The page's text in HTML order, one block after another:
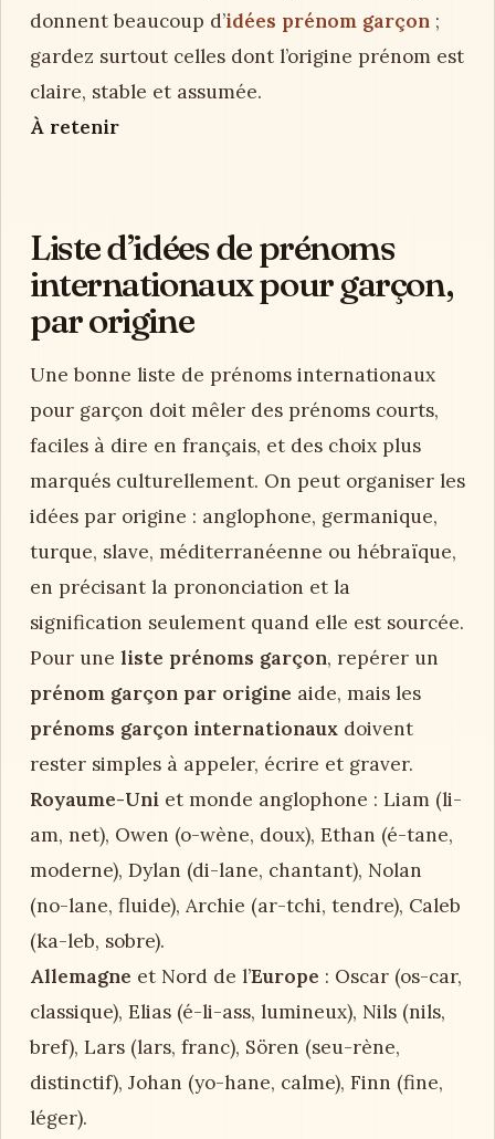
donnent beaucoup d’idées prénom garçon ;
gardez surtout celles dont l’origine prénom est
claire, stable et assumée.
À retenir
Liste d’idées de prénoms
internationaux pour garçon,
par origine
Une bonne liste de prénoms internationaux
pour garçon doit mêler des prénoms courts,
faciles à dire en français, et des choix plus
marqués culturellement. On peut organiser les
idées par origine : anglophone, germanique,
turque, slave, méditerranéenne ou hébraïque,
en précisant la prononciation et la
signification seulement quand elle est sourcée.
Pour une liste prénoms garçon, repérer un
prénom garçon par origine aide, mais les
prénoms garçon internationaux doivent
rester simples à appeler, écrire et graver.
Royaume-Uni et monde anglophone : Liam (li-
am, net), Owen (o-wène, doux), Ethan (é-tane,
moderne), Dylan (di-lane, chantant), Nolan
(no-lane, fluide), Archie (ar-tchi, tendre), Caleb
(ka-leb, sobre).
Allemagne et Nord de l’Europe : Oscar (os-car,
classique), Elias (é-li-ass, lumineux), Nils (nils,
bref), Lars (lars, franc), Sören (seu-rène,
distinctif), Johan (yo-hane, calme), Finn (fine,
léger).